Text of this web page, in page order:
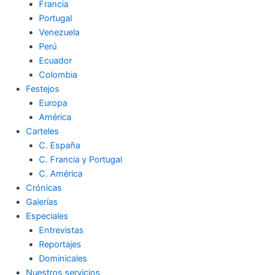
Francia
Portugal
Venezuela
Perú
Ecuador
Colombia
Festejos
Europa
América
Carteles
C. España
C. Francia y Portugal
C. América
Crónicas
Galerías
Especiales
Entrevistas
Reportajes
Dominicales
Nuestros servicios